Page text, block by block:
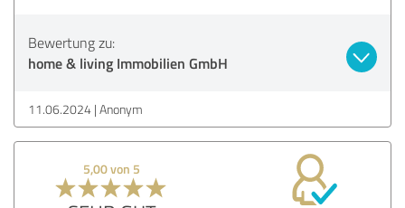
Bewertung zu:
home & living Immobilien GmbH
11.06.2024 Anonym
5,00 von 5